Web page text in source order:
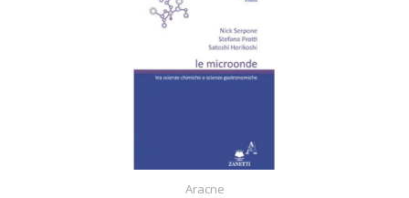
Aracne